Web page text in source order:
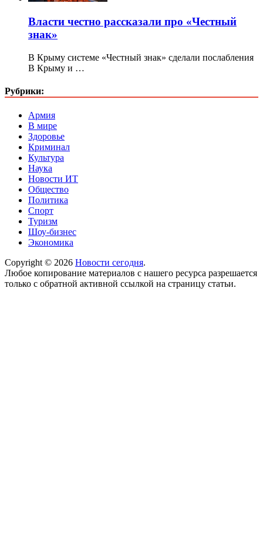
Власти честно рассказали про «Честный
знак»
В Крыму системе «Честный знак» сделали послабления
В Крыму и …
Рубрики:
Армия
В мире
Здоровье
Криминал
Культура
Наука
Новости ИТ
Общество
Политика
Спорт
Туризм
Шоу-бизнес
Экономика
Copyright © 2026 Новости сегодня.
Любое копирование материалов с нашего ресурса разрешается
только с обратной активной ссылкой на страницу статьи.